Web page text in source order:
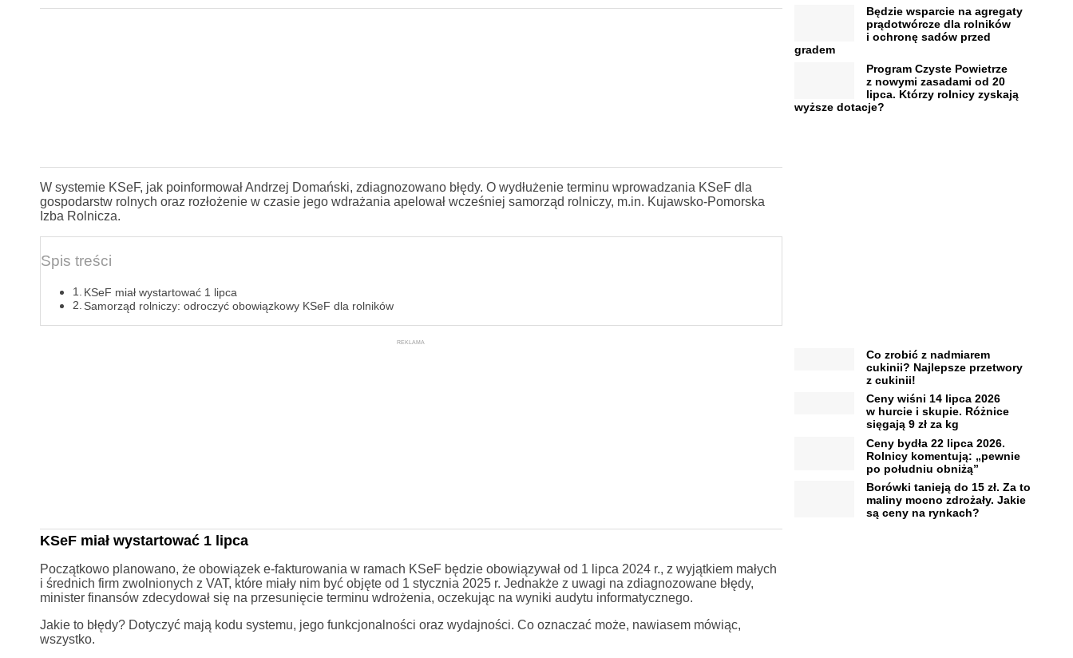
W systemie KSeF, jak poinformował Andrzej Domański, zdiagnozowano błędy. O wydłużenie terminu wprowadzania KSeF dla
gospodarstw rolnych oraz rozłożenie w czasie jego wdrażania apelował wcześniej samorząd rolniczy, m.in. Kujawsko-Pomorska
Izba Rolnicza.
Spis treści
KSeF miał wystartować 1 lipca
Samorząd rolniczy: odroczyć obowiązkowy KSeF dla rolników
REKLAMA
KSeF miał wystartować 1 lipca
Początkowo planowano, że obowiązek e-fakturowania w ramach KSeF będzie obowiązywał od 1 lipca 2024 r., z wyjątkiem małych
i średnich firm zwolnionych z VAT, które miały nim być objęte od 1 stycznia 2025 r. Jednakże z uwagi na zdiagnozowane błędy,
minister finansów zdecydował się na przesunięcie terminu wdrożenia, oczekując na wyniki audytu informatycznego.
Jakie to błędy? Dotyczyć mają kodu systemu, jego funkcjonalności oraz wydajności. Co oznaczać może, nawiasem mówiąc,
wszystko.
Będzie wsparcie na agregaty
prądotwórcze dla rolników
i ochronę sadów przed
gradem
Program Czyste Powietrze
z nowymi zasadami od 20
lipca. Którzy rolnicy zyskają
wyższe dotacje?
Co zrobić z nadmiarem
cukinii? Najlepsze przetwory
z cukinii!
Ceny wiśni 14 lipca 2026
w hurcie i skupie. Różnice
sięgają 9 zł za kg
Ceny bydła 22 lipca 2026.
Rolnicy komentują: „pewnie
po południu obniżą”
Borówki tanieją do 15 zł. Za to
maliny mocno zdrożały. Jakie
są ceny na rynkach?